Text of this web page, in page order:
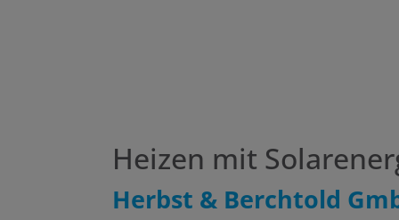
Heizen mit
Herbst & Berchtold